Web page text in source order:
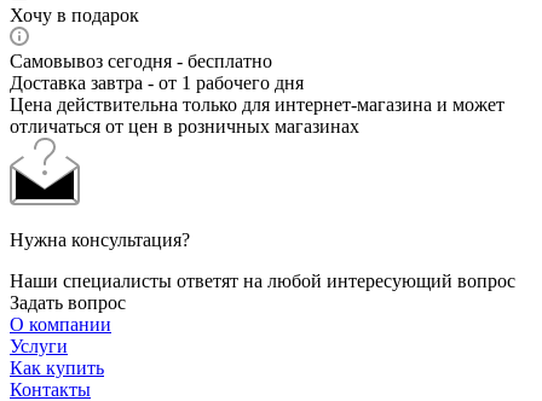
Хочу в подарок
Самовывоз сегодня - бесплатно
Доставка завтра - от 1 рабочего дня
Цена действительна только для интернет-магазина и может
отличаться от цен в розничных магазинах
Нужна консультация?
Наши специалисты ответят на любой интересующий вопрос
Задать вопрос
О компании
Услуги
Как купить
Контакты